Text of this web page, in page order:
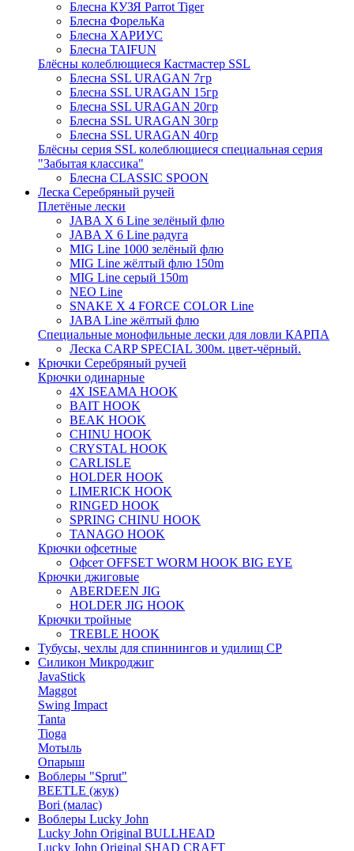
Блесна КУЗЯ Parrot Tiger
Блесна ФорельКа
Блесна ХАРИУС
Блесна TAIFUN
Блёсны колеблющиеся Кастмастер SSL
Блесна SSL URAGAN 7гр
Блесна SSL URAGAN 15гр
Блесна SSL URAGAN 20гр
Блесна SSL URAGAN 30гр
Блесна SSL URAGAN 40гр
Блёсны серия SSL колеблющиеся специальная серия
"Забытая классика"
Блесна CLASSIC SPOON
Леска Серебряный ручей
Плетёные лески
JABA X 6 Line зелёный флю
JABA X 6 Line радуга
MIG Line 1000 зелёный флю
MIG Line жёлтый флю 150m
MIG Line серый 150m
NEO Line
SNAKE X 4 FORCE COLOR Line
JABA Line жёлтый флю
Специальные монофильные лески для ловли КАРПА
Леска CARP SPECIAL 300м. цвет-чёрный.
Крючки Серебряный ручей
Крючки одинарные
4X ISEAMA HOOK
BAIT HOOK
BEAK HOOK
CHINU HOOK
CRYSTAL HOOK
CARLISLE
HOLDER HOOK
LIMERICK HOOK
RINGED HOOK
SPRING CHINU HOOK
TANAGO HOOK
Крючки офсетные
Офсет OFFSET WORM HOOK BIG EYE
Крючки джиговые
ABERDEEN JIG
HOLDER JIG HOOK
Крючки тройные
TREBLE HOOK
Тубусы, чехлы для спиннингов и удилищ СР
Силикон Микроджиг
JavaStick
Maggot
Swing Impact
Tanta
Tioga
Мотыль
Опарыш
Воблеры "Sprut"
BEETLE (жук)
Bori (малас)
Воблеры Lucky John
Lucky John Original BULLHEAD
Lucky John Original SHAD CRAFT